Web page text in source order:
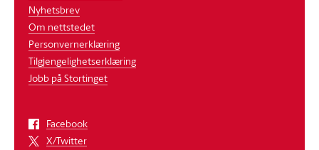
Nyhetsbrev
Om nettstedet
Personvernerklæring
Tilgjengelighetserklæring
Jobb på Stortinget
Facebook
X/Twitter